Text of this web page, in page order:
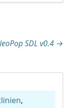
SDL v0.4 →
,